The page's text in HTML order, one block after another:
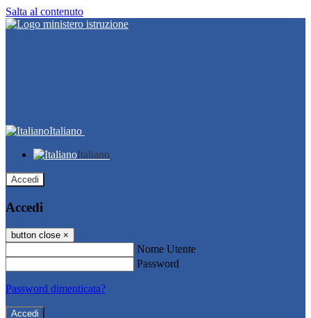
Salta al contenuto
Italiano
Italiano
Accedi
Accedi
button close ×
Nome Utente
Password
Password dimenticata?